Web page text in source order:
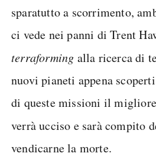
sparatutto a scorrimento,
ci vede nei panni di Trent
terraforming alla ricerca di
nuovi pianeti appena
di queste missioni il
verrà ucciso e sarà compito
vendicarne la morte.